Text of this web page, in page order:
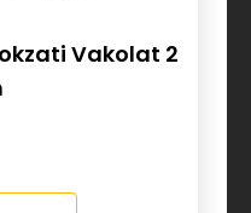
Vakolat 2